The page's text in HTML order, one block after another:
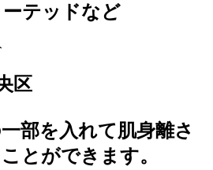
テッドなど
部を入れて肌身離さ
とができます。